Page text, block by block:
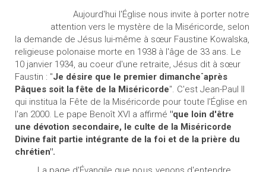
Aujourd'hui l'Église nous invite à porter notre
attention vers le mystère de la Miséricorde, selon
la demande de Jésus lui-même à sœur Faustine Kowalska,
religieuse polonaise morte en 1938 à l'âge de 33 ans. Le
10 janvier 1934, au coeur d'une retraite, Jésus dit à sœur
Faustin : "Je désire que le premier dimanche-après
Pâques soit la fête de la Miséricorde". C'est Jean-Paul II
qui institua la Fête de la Miséricorde pour toute l'Église en
l'an 2000. Le pape Benoît XVI a affirmé "que loin d'être
une dévotion secondaire, le culte de la Miséricorde
Divine fait partie intégrante de lafoi et de la prière du
chrétien".